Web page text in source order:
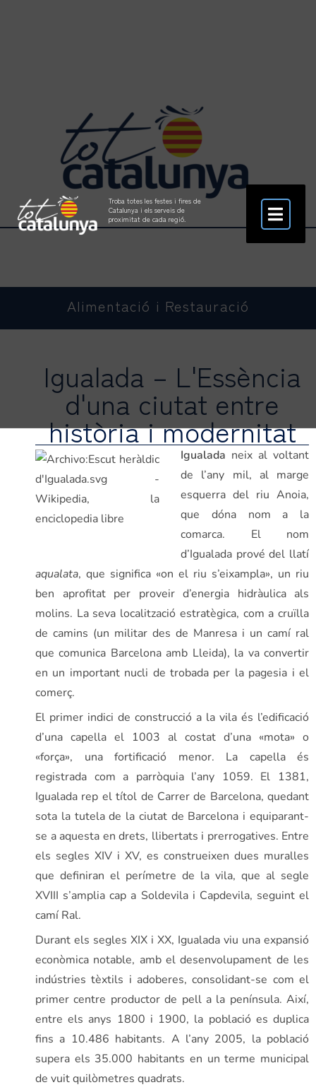
Troba totes les festes i fires de
Catalunya i els serveis de
proximitat de cada regió.
Alimentació i Restauració
Igualada – L'Essència
d'una ciutat entre
història i modernitat
Igualada neix al voltant
de l’any mil, al marge
esquerra del riu Anoia,
que dóna nom a la
comarca. El nom
d’Igualada prové del llatí
aqualata, que significa «on el riu s’eixampla», un riu
ben aprofitat per proveir d’energia hidràulica als
molins. La seva localització estratègica, com a cruïlla
de camins (un militar des de Manresa i un camí ral
que comunica Barcelona amb Lleida), la va convertir
en un important nucli de trobada per la pagesia i el
comerç.
El primer indici de construcció a la vila és l’edificació
d’una capella el 1003 al costat d’una «mota» o
«força», una fortificació menor. La capella és
registrada com a parròquia l’any 1059. El 1381,
Igualada rep el títol de Carrer de Barcelona, quedant
sota la tutela de la ciutat de Barcelona i equiparant-
se a aquesta en drets, llibertats i prerrogatives. Entre
els segles XIV i XV, es construeixen dues muralles
que definiran el perímetre de la vila, que al segle
XVIII s’amplia cap a Soldevila i Capdevila, seguint el
camí Ral.
Durant els segles XIX i XX, Igualada viu una expansió
econòmica notable, amb el desenvolupament de les
indústries tèxtils i adoberes, consolidant-se com el
primer centre productor de pell a la península. Així,
entre els anys 1800 i 1900, la població es duplica
fins a 10.486 habitants. A l’any 2005, la població
supera els 35.000 habitants en un terme municipal
de vuit quilòmetres quadrats.